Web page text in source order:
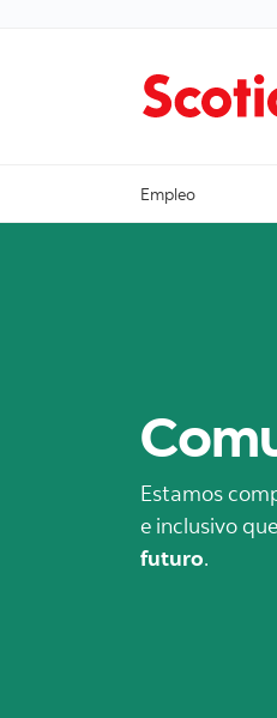
Empleo
Estamos
e inclusivo
futuro.